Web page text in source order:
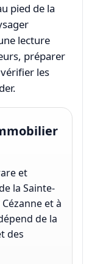
pied de la
lecture
préparer
les
et
la Sainte-
et à
de la
des